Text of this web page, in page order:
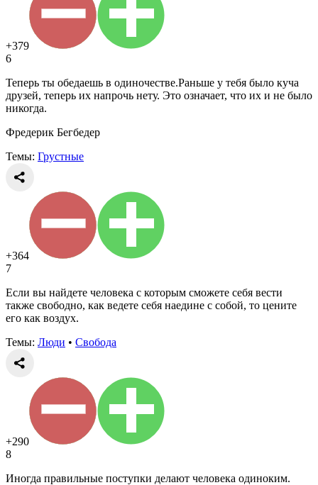
+379
6
Теперь ты обедаешь в одиночестве.Раньше у тебя было куча
друзей, теперь их напрочь нету. Это означает, что их и не было
никогда.
Фредерик Бегбедер
Темы: Грустные
+364
7
Если вы найдете человека с которым сможете себя вести
также свободно, как ведете себя наедине с собой, то цените
его как воздух.
Темы: Люди • Свобода
+290
8
Иногда правильные поступки делают человека одиноким.